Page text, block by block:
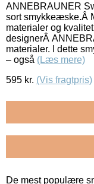
ANNEBRAUNER
sort smykkeæske.Â
materialer og
designerÂ
materialer. I dette
– også (Læs mere)
595 kr. (Vis fragtpris)
De mest populære